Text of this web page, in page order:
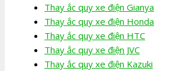
Thay ắc quy xe điện Gianya
Thay ắc quy xe điện Honda
Thay ắc quy xe điện HTC
Thay ắc quy xe điện JVC
Thay ắc quy xe điện Kazuki